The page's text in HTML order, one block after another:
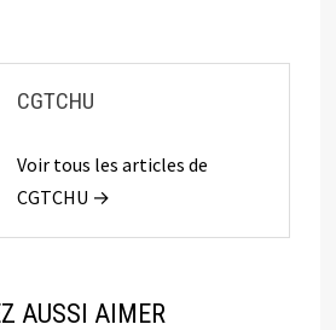
CGTCHU
Voir tous les articles de
CGTCHU →
AUSSI AIMER